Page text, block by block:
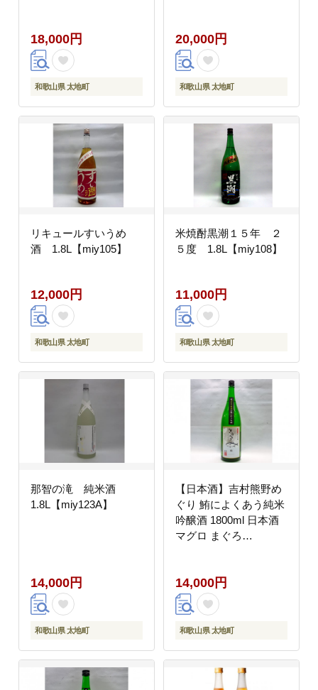
18,000円
和歌山県 太地町
20,000円
和歌山県 太地町
リキュールすいうめ
酒 1.8L【miy105】
12,000円
和歌山県 太地町
米焼酎黒潮１５年 ２
５度 1.8L【miy108】
11,000円
和歌山県 太地町
那智の滝 純米酒
1.8L【miy123A】
14,000円
和歌山県 太地町
【日本酒】吉村熊野め
ぐり 鮪によくあう純米
吟醸酒 1800ml 日本酒
マグロ まぐろ
14,000円
和歌山県 太地町